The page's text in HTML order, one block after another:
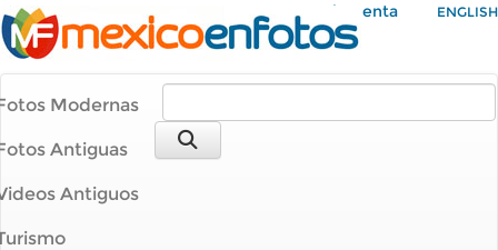
Mi Cuenta ENGLISH
Modernas
Antiguas
Antiguos